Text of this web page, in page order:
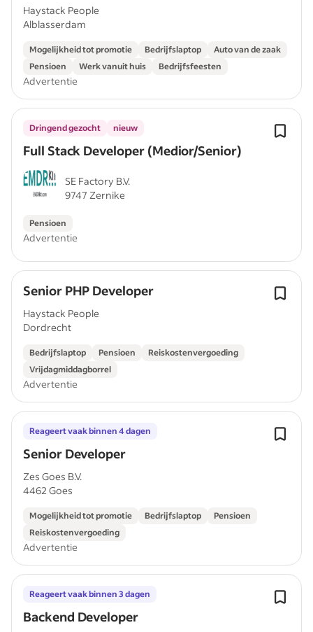
Haystack People
Alblasserdam
Mogelijkheid tot promotie Bedrijfslaptop
Auto van de zaak
Pensioen
Werk vanuit huis Bedrijfsfeesten
Advertentie
Full Stack Developer (Medior/Senior)
Dringend gezocht nieuw
SE Factory B.V.
9747 Zernike
Pensioen
Advertentie
Senior PHP Developer
Haystack People
Dordrecht
Bedrijfslaptop Pensioen
Reiskostenvergoeding
Vrijdagmiddagborrel
Advertentie
Senior Developer
Reageert vaak binnen 4 dagen
Zes Goes B.V.
4462 Goes
Mogelijkheid tot promotie Bedrijfslaptop
Pensioen
Reiskostenvergoeding
Advertentie
Backend Developer
Reageert vaak binnen 3 dagen